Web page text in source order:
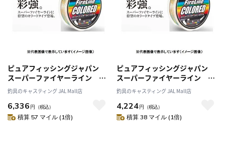
ピュアフィッシングジャパン
スーパーファイヤーライン
０．８号 １２ＬＢ ３００
Ｍ カラード
釣具のキャスティング JAL Mall店
6,336 円 （税込）
積算 57 マイル (1倍)
ピュアフィッシングジャパン
スーパーファイヤーライン
１．０号 １６ＬＢ ３００
Ｍ カラード
釣具のキャスティング JAL Mall店
4,224円 （税込）
積算 38 マイル (1倍)